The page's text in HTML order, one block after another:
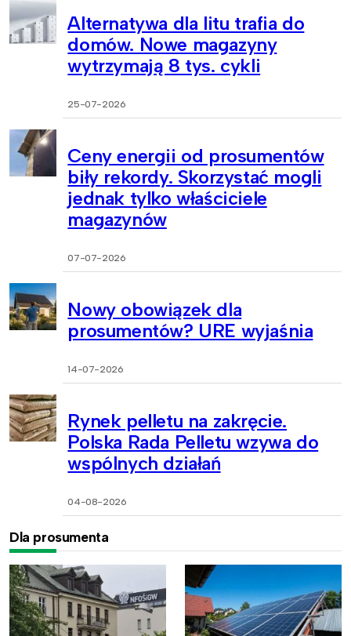
Alternatywa dla litu trafia do
domów. Nowe magazyny
wytrzymają 8 tys. cykli
25-07-2026
Ceny energii od prosumentów
biły rekordy. Skorzystać mogli
jednak tylko właściciele
magazynów
07-07-2026
Nowy obowiązek dla
prosumentów? URE wyjaśnia
14-07-2026
Rynek pelletu na zakręcie.
Polska Rada Pelletu wzywa do
wspólnych działań
04-08-2026
Dla prosumenta